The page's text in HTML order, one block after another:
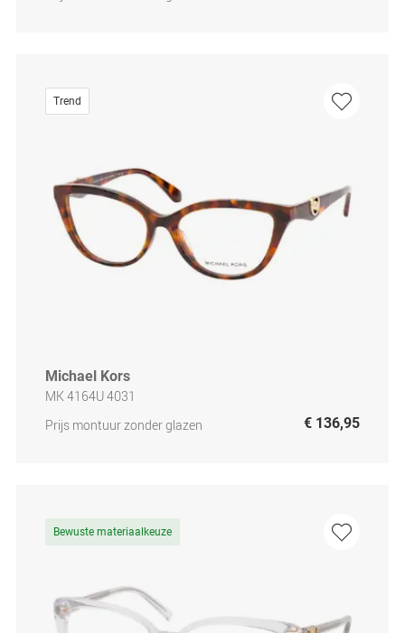
Trend
Michael Kors
MK 4164U 4031
Prijs montuur zonder glazen
€ 136,95
Bewuste materiaalkeuze